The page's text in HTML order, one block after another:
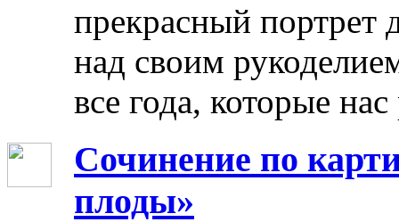
прекрасный портрет
над своим
все года, которые
Сочинение по
плоды»